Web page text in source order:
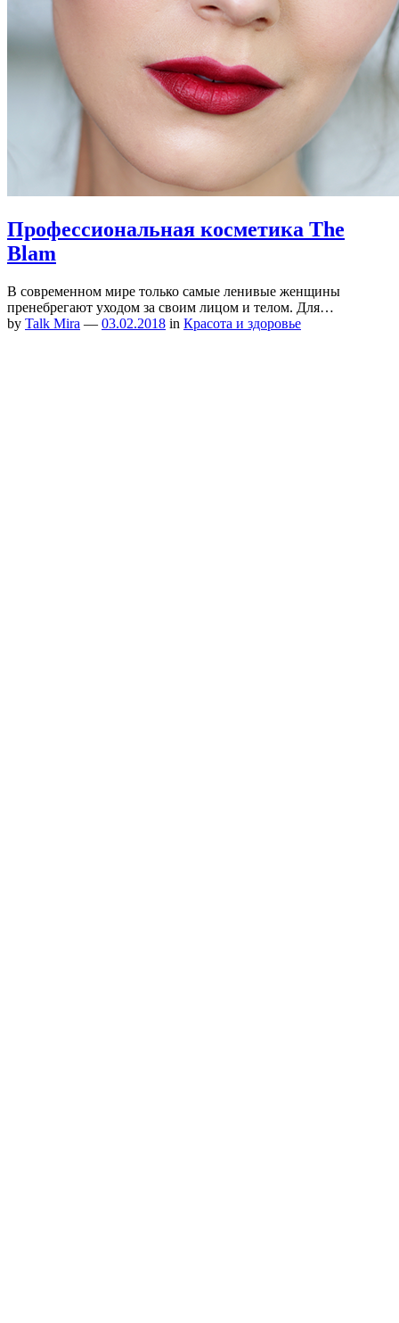
Профессиональная косметика The
Blam
В современном мире только самые ленивые женщины
пренебрегают уходом за своим лицом и телом. Для…
by Talk Mira — 03.02.2018 in Красота и здоровье